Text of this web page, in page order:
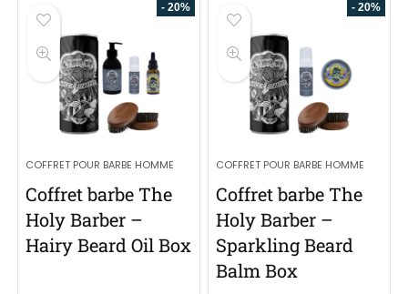
- 20%
COFFRET POUR BARBE HOMME
Coffret barbe The
Holy Barber –
Hairy Beard Oil Box
- 20%
COFFRET POUR BARBE HOMME
Coffret barbe The
Holy Barber –
Sparkling Beard
Balm Box